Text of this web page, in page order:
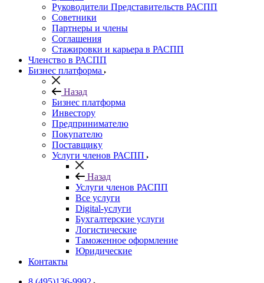
Руководители Представительств РАСПП
Советники
Партнеры и члены
Соглашения
Стажировки и карьера в РАСПП
Членство в РАСПП
Бизнес платформа
Назад
Бизнес платформа
Инвестору
Предпринимателю
Покупателю
Поставщику
Услуги членов РАСПП
Назад
Услуги членов РАСПП
Все услуги
Digital-услуги
Бухгалтерские услуги
Логистические
Таможенное оформление
Юридические
Контакты